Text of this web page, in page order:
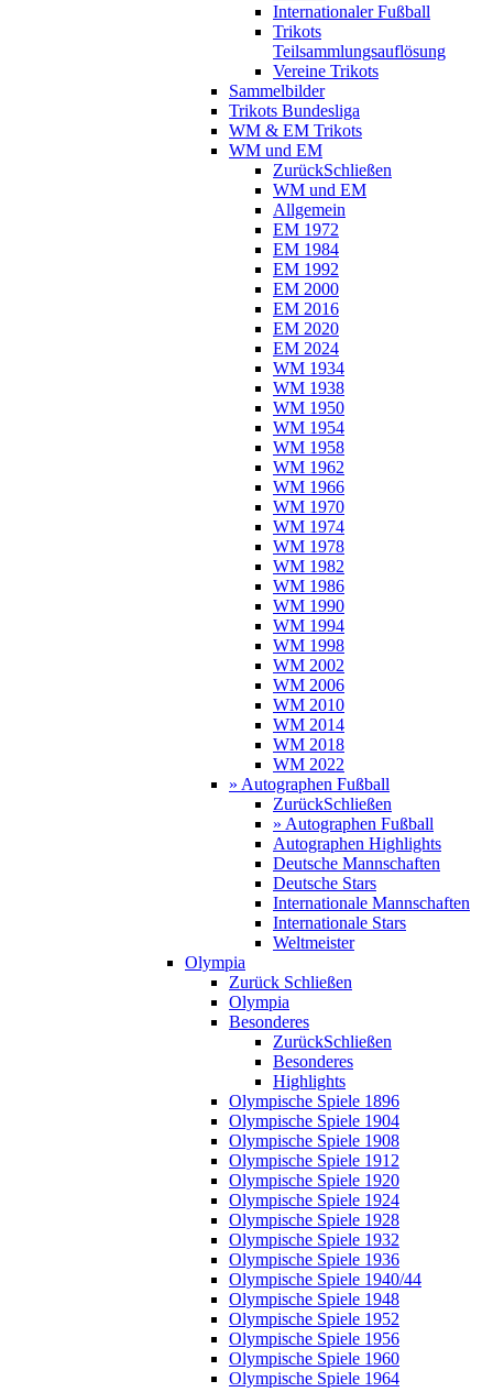
Internationaler Fußball
Trikots
Teilsammlungsauflösung
Vereine Trikots
Sammelbilder
Trikots Bundesliga
WM & EM Trikots
WM und EM
ZurückSchließen
WM und EM
Allgemein
EM 1972
EM 1984
EM 1992
EM 2000
EM 2016
EM 2020
EM 2024
WM 1934
WM 1938
WM 1950
WM 1954
WM 1958
WM 1962
WM 1966
WM 1970
WM 1974
WM 1978
WM 1982
WM 1986
WM 1990
WM 1994
WM 1998
WM 2002
WM 2006
WM 2010
WM 2014
WM 2018
WM 2022
» Autographen Fußball
ZurückSchließen
» Autographen Fußball
Autographen Highlights
Deutsche Mannschaften
Deutsche Stars
Internationale Mannschaften
Internationale Stars
Weltmeister
Olympia
Zurück Schließen
Olympia
Besonderes
ZurückSchließen
Besonderes
Highlights
Olympische Spiele 1896
Olympische Spiele 1904
Olympische Spiele 1908
Olympische Spiele 1912
Olympische Spiele 1920
Olympische Spiele 1924
Olympische Spiele 1928
Olympische Spiele 1932
Olympische Spiele 1936
Olympische Spiele 1940/44
Olympische Spiele 1948
Olympische Spiele 1952
Olympische Spiele 1956
Olympische Spiele 1960
Olympische Spiele 1964